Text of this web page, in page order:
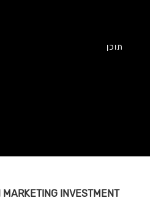
תוכן
MARKETING INVESTMENT